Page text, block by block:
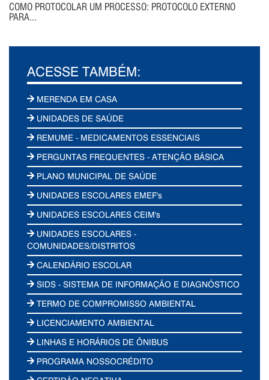
COMO PROTOCOLAR UM PROCESSO: PROTOCOLO EXTERNO
PARA...
ACESSE TAMBÉM:
MERENDA EM CASA
UNIDADES DE SAÚDE
REMUME - MEDICAMENTOS ESSENCIAIS
PERGUNTAS FREQUENTES - ATENÇÃO BÁSICA
PLANO MUNICIPAL DE SAÚDE
UNIDADES ESCOLARES EMEF's
UNIDADES ESCOLARES CEIM's
UNIDADES ESCOLARES -
COMUNIDADES/DISTRITOS
CALENDÁRIO ESCOLAR
SIDS - SISTEMA DE INFORMAÇÃO E DIAGNÓSTICO
TERMO DE COMPROMISSO AMBIENTAL
LICENCIAMENTO AMBIENTAL
LINHAS E HORÁRIOS DE ÔNIBUS
PROGRAMA NOSSOCRÉDITO